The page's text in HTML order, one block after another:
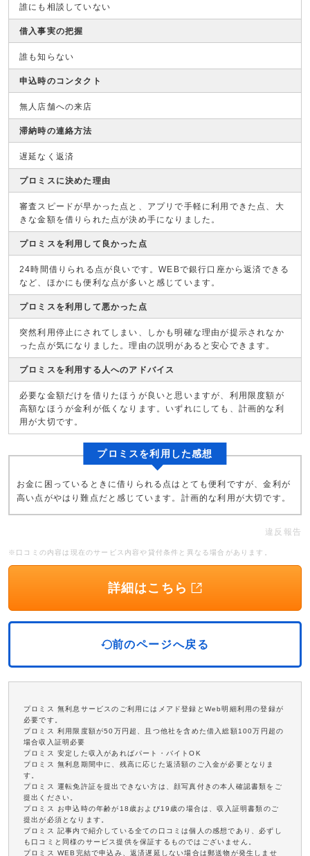
誰にも相談していない
借入事実の把握
誰も知らない
申込時のコンタクト
無人店舗への来店
滞納時の連絡方法
遅延なく返済
プロミスに決めた理由
審査スピードが早かった点と、アプリで手軽に利用できた点、大
きな金額を借りられた点が決め手になりました。
プロミスを利用して良かった点
24時間借りられる点が良いです。WEBで銀行口座から返済できる
など、ほかにも便利な点が多いと感じています。
プロミスを利用して悪かった点
突然利用停止にされてしまい、しかも明確な理由が提示されなか
った点が気になりました。理由の説明があると安心できます。
プロミスを利用する人へのアドバイス
必要な金額だけを借りたほうが良いと思いますが、利用限度額が
高額なほうが金利が低くなります。いずれにしても、計画的な利
用が大切です。
プロミスを利用した感想
お金に困っているときに借りられる点はとても便利ですが、金利が
高い点がやはり難点だと感じています。計画的な利用が大切です。
違反報告
※口コミの内容は現在のサービス内容や貸付条件と異なる場合があります。
詳細はこちら
前のページへ戻る
プロミス 無利息サービスのご利用にはメアド登録とWeb明細利用の登録が
必要です。
プロミス 利用限度額が50万円超、且つ他社を含めた借入総額100万円超の
場合収入証明必要
プロミス 安定した収入があればパート・バイトOK
プロミス 無利息期間中に、残高に応じた返済額のご入金が必要となりま
す。
プロミス 運転免許証を提出できない方は、顔写真付きの本人確認書類をご
提出ください。
プロミス お申込時の年齢が18歳および19歳の場合は、収入証明書類のご
提出が必須となります。
プロミス 記事内で紹介している全ての口コミは個人の感想であり、必ずし
も口コミと同様のサービス提供を保証するものではございません。
プロミス WEB完結で申込み、返済遅延しない場合は郵送物が発生しませ